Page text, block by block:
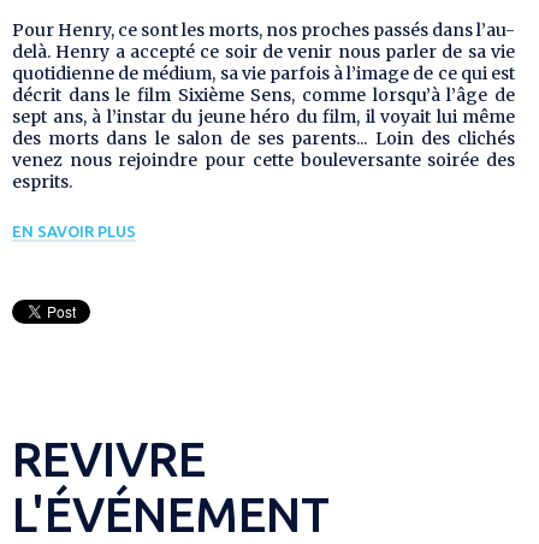
Pour Henry, ce sont les morts, nos proches passés dans l’au-
delà. Henry a accepté ce soir de venir nous parler de sa vie
quotidienne de médium, sa vie parfois à l’image de ce qui est
décrit dans le film Sixième Sens, comme lorsqu’à l’âge de
sept ans, à l’instar du jeune héro du film, il voyait lui même
des morts dans le salon de ses parents... Loin des clichés
venez nous rejoindre pour cette bouleversante soirée des
esprits.
EN SAVOIR PLUS
REVIVRE
L'ÉVÉNEMENT